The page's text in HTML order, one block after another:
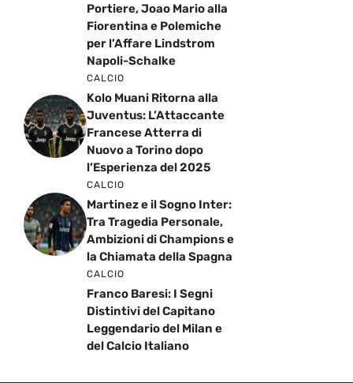
Portiere, Joao Mario alla
Fiorentina e Polemiche
per l’Affare Lindstrom
Napoli-Schalke
CALCIO
Kolo Muani Ritorna alla
Juventus: L’Attaccante
Francese Atterra di
Nuovo a Torino dopo
l’Esperienza del 2025
CALCIO
Martinez e il Sogno Inter:
Tra Tragedia Personale,
Ambizioni di Champions e
la Chiamata della Spagna
CALCIO
Franco Baresi: I Segni
Distintivi del Capitano
Leggendario del Milan e
del Calcio Italiano